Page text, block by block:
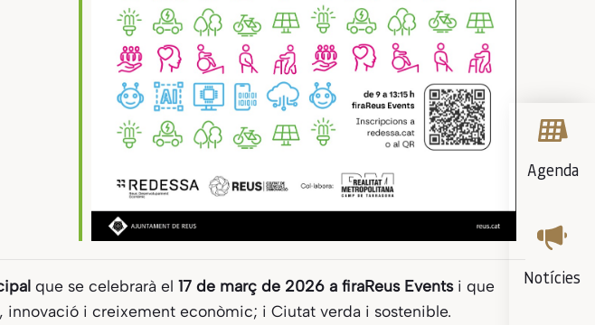
que se celebrarà el 17 de març de 2026 a firaReus Eventsi que
innovació i creixement econòmic; i Ciutat verda i sostenible.
Agenda
Notícies